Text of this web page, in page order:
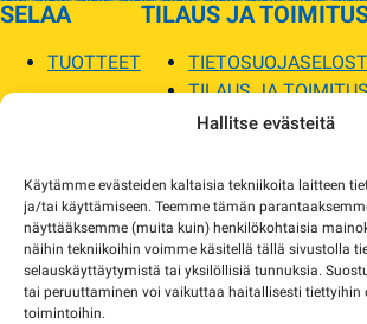
Hallitse evästeitä
Käytämme evästeiden kaltaisia tekniikoita laitteen
ja/tai käyttämiseen. Teemme tämän
näyttääksemme (muita kuin) henkilökohtaisia
näihin tekniikoihin voimme käsitellä tällä sivustolla
selauskäyttäytymistä tai yksilöllisiä tunnuksia.
tai peruuttaminen voi vaikuttaa haitallisesti tiettyihin
toimintoihin.
SELAA
TUOTTEET
TILAUS JA
TILAUS JA
TOIMITUSEHDOT
MYYMÄLÄT JA YHTEYSTIEDOT
USEIN KYSYTYT
AJANKOHTAISTA